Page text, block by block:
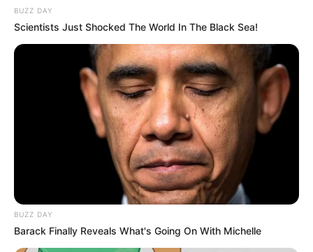
BUZZ DAY
Scientists Just Shocked The World In The Black Sea!
BUZZ DAY
Barack Finally Reveals What's Going On With Michelle